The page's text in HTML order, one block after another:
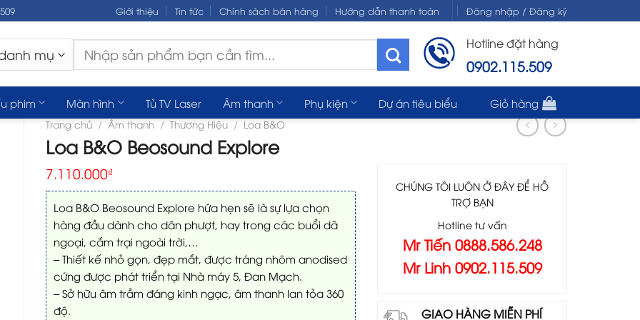
Giới thiệu Tin tức Chính sách bán hàng Hướng dẫn thanh toán Đăng nhập / Đăng ký
Tìm
kiếm:
Hotline đặt hàng
0902.115.509
phim Màn hình Tủ TV Laser Âm thanh Phụ kiện Dự án tiêu biểu Giỏ hàng
Trang chủ / Âm thanh / Thương Hiệu / Loa B&O
Loa B&O Beosound Explore
7.110.000₫
Loa B&O Beosound Explore hứa hẹn sẽ là sự lựa chọn
hàng đầu dành cho dân phượt, hay trong các buổi dã
ngoại, cắm trại ngoài trời,…
– Thiết kế nhỏ gọn, đẹp mắt, được tráng nhôm anodised
cứng được phát triển tại Nhà máy 5, Đan Mạch.
– Sở hữu âm trầm đáng kinh ngạc, âm thanh lan tỏa 360
độ.
CHÚNG TÔI LUÔN Ở ĐÂY ĐỂ HỖ
TRỢ BẠN
Hotline tư vấn
Mr Tiến 0888.586.248
Mr Linh 0902.115.509
GIAO HÀNG MIỄN PHÍ